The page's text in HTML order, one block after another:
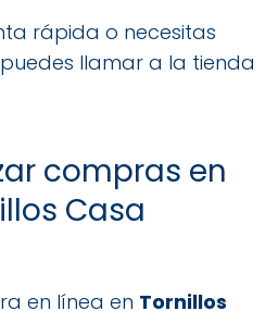
rápida o necesitas
llamar a la tienda
compras en
Casa
en línea en Tornillos